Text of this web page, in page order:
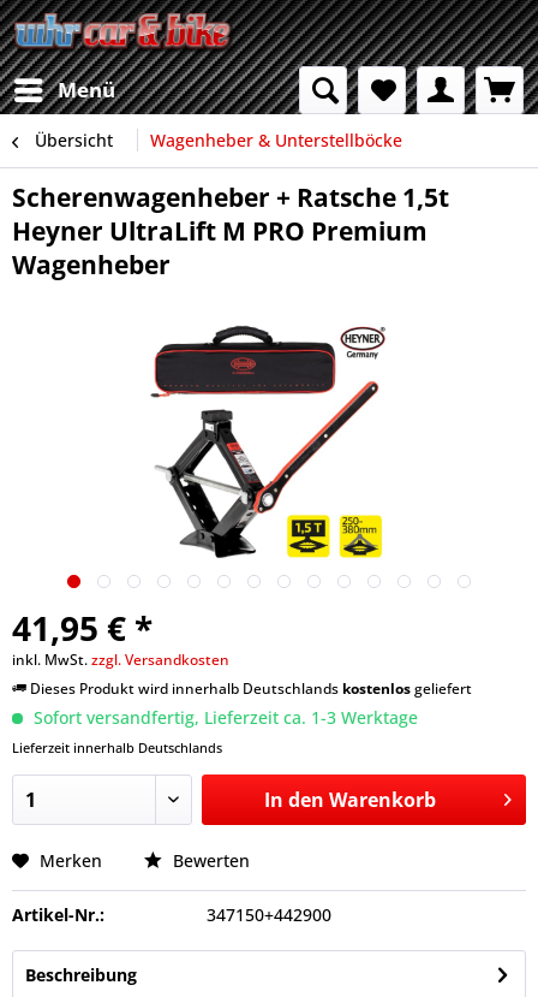
Menü
Übersicht Wagenheber & Unterstellböcke
Scherenwagenheber + Ratsche 1,5t
Heyner UltraLift M PRO Premium
Wagenheber
41,95 € *
inkl. MwSt.zzgl. Versandkosten
Dieses Produkt wird innerhalb Deutschlands kostenlosgeliefert
Sofort versandfertig, Lieferzeit ca. 1-3 Werktage
Lieferzeit innerhalb Deutschlands
In den Warenkorb
Merken Bewerten
Artikel-Nr.: 347150+442900
Beschreibung